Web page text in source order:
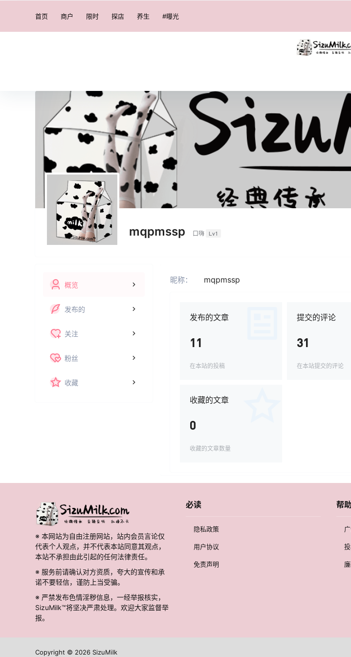
首页 商户 限时 探店 养生 #曝光
mqpmssp 口嗨 Lv1
概览
发布的
关注
粉丝
收藏
昵称： mqpmssp
发布的文章
11
在本站的投稿
提交的评论
31
在本站提交的评论
收藏的文章
0
收藏的文章数量
※ 本网站为自由注册网站，站内会员言论仅
代表个人观点，并不代表本站同意其观点，
本站不承担由此引起的任何法律责任。
※ 服务前请确认对方资质，夸大的宣传和承
诺不要轻信，谨防上当受骗。
※ 严禁发布色情淫秽信息，一经举报核实，
SizuMilk™将坚决严肃处理。欢迎大家监督举
报。
必读
隐私政策
用户协议
免责声明
帮助
Copyright © 2026 SizuMilk